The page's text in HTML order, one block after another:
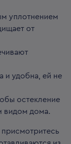
уплотнением
от
и удобна, ей не
остекление
видом дома.